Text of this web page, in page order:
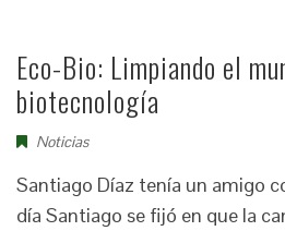
Eco-Bio: Limpiando el
biotecnología
Noticias
Santiago Díaz tenía un amigo
día Santiago se fijó en que la